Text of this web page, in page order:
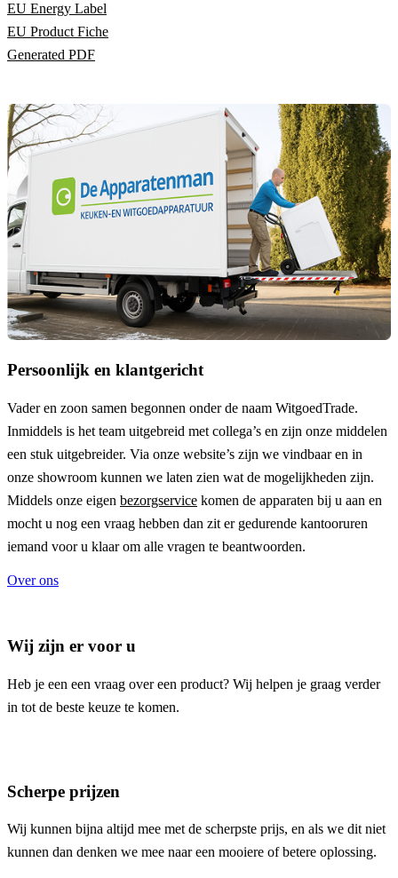
EU Energy Label
EU Product Fiche
Generated PDF
Persoonlijk en klantgericht
Vader en zoon samen begonnen onder de naam WitgoedTrade.
Inmiddels is het team uitgebreid met collega’s en zijn onze middelen
een stuk uitgebreider. Via onze website’s zijn we vindbaar en in
onze showroom kunnen we laten zien wat de mogelijkheden zijn.
Middels onze eigen bezorgservice komen de apparaten bij u aan en
mocht u nog een vraag hebben dan zit er gedurende kantooruren
iemand voor u klaar om alle vragen te beantwoorden.
Over ons
Wij zijn er voor u
Heb je een een vraag over een product? Wij helpen je graag verder
in tot de beste keuze te komen.
Scherpe prijzen
Wij kunnen bijna altijd mee met de scherpste prijs, en als we dit niet
kunnen dan denken we mee naar een mooiere of betere oplossing.